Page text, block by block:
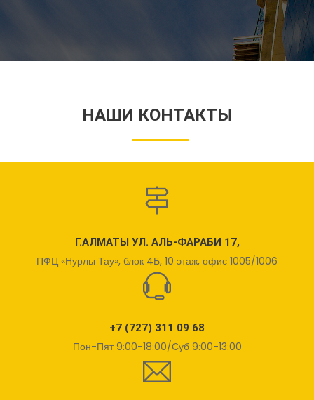
НАШИ КОНТАКТЫ
Г.АЛМАТЫ УЛ. АЛЬ-ФАРАБИ 17,
ПФЦ «Нурлы Тау», блок 4Б, 10 этаж, офис 1005/1006
+7 (727) 311 09 68
Пон-Пят 9:00-18:00/Суб 9:00-13:00